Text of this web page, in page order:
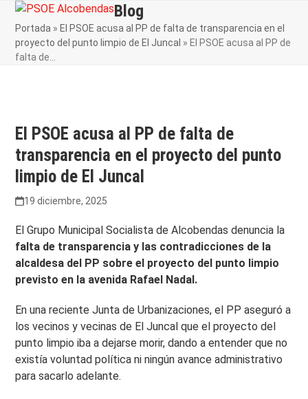
Skip
content
Open
mobile
menu
Close
mobile
menu
Blog
Portada » El PSOE acusa al PP de falta de transparencia en el
proyecto del punto limpio de El Juncal » El PSOE acusa al PP de
falta de…
El PSOE acusa al PP de falta de
transparencia en el proyecto del punto
limpio de El Juncal
19 diciembre, 2025
El Grupo Municipal Socialista de Alcobendas denuncia la
falta de transparencia y las contradicciones de la
alcaldesa del PP sobre el proyecto del punto limpio
previsto en la avenida Rafael Nadal.
En una reciente Junta de Urbanizaciones, el PP aseguró a
los vecinos y vecinas de El Juncal que el proyecto del
punto limpio iba a dejarse morir, dando a entender que no
existía voluntad política ni ningún avance administrativo
para sacarlo adelante.